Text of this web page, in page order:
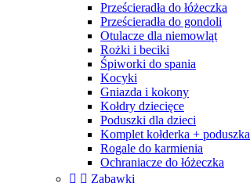
Prześcieradła do łóżeczka
Prześcieradła do gondoli
Otulacze dla niemowląt
Rożki i beciki
Śpiworki do spania
Kocyki
Gniazda i kokony
Kołdry dziecięce
Poduszki dla dzieci
Komplet kołderka + poduszka
Rogale do karmienia
Ochraniacze do łóżeczka
  Zabawki